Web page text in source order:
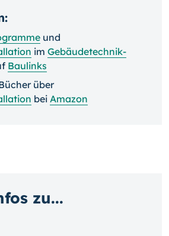
und
im Gebäudetechnik-
Baulinks
über
bei Amazon
zu...